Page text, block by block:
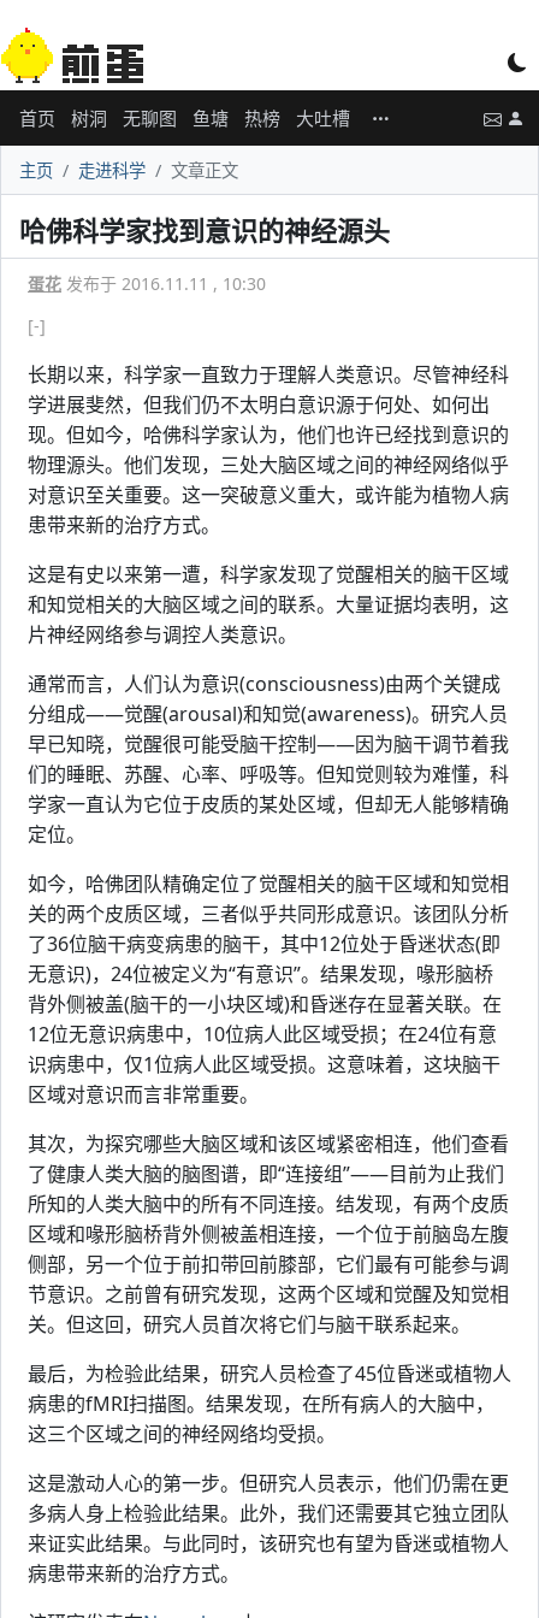
首页 树洞 无聊图 鱼塘 热榜 大吐槽
主页 走进科学 文章正文
哈佛科学家找到意识的神经源头
蛋花 发布于 2016.11.11 , 10:30
[-]
长期以来，科学家一直致力于理解人类意识。尽管神经科
学进展斐然，但我们仍不太明白意识源于何处、如何出
现。但如今，哈佛科学家认为，他们也许已经找到意识的
物理源头。他们发现，三处大脑区域之间的神经网络似乎
对意识至关重要。这一突破意义重大，或许能为植物人病
患带来新的治疗方式。
这是有史以来第一遭，科学家发现了觉醒相关的脑干区域
和知觉相关的大脑区域之间的联系。大量证据均表明，这
片神经网络参与调控人类意识。
通常而言，人们认为意识(consciousness)由两个关键成
分组成——觉醒(arousal)和知觉(awareness)。研究人员
早已知晓，觉醒很可能受脑干控制——因为脑干调节着我
们的睡眠、苏醒、心率、呼吸等。但知觉则较为难懂，科
学家一直认为它位于皮质的某处区域，但却无人能够精确
定位。
如今，哈佛团队精确定位了觉醒相关的脑干区域和知觉相
关的两个皮质区域，三者似乎共同形成意识。该团队分析
了36位脑干病变病患的脑干，其中12位处于昏迷状态(即
无意识)，24位被定义为“有意识”。结果发现，喙形脑桥
背外侧被盖(脑干的一小块区域)和昏迷存在显著关联。在
12位无意识病患中，10位病人此区域受损；在24位有意
识病患中，仅1位病人此区域受损。这意味着，这块脑干
区域对意识而言非常重要。
其次，为探究哪些大脑区域和该区域紧密相连，他们查看
了健康人类大脑的脑图谱，即“连接组”——目前为止我们
所知的人类大脑中的所有不同连接。结发现，有两个皮质
区域和喙形脑桥背外侧被盖相连接，一个位于前脑岛左腹
侧部，另一个位于前扣带回前膝部，它们最有可能参与调
节意识。之前曾有研究发现，这两个区域和觉醒及知觉相
关。但这回，研究人员首次将它们与脑干联系起来。
最后，为检验此结果，研究人员检查了45位昏迷或植物人
病患的fMRI扫描图。结果发现，在所有病人的大脑中，
这三个区域之间的神经网络均受损。
这是激动人心的第一步。但研究人员表示，他们仍需在更
多病人身上检验此结果。此外，我们还需要其它独立团队
来证实此结果。与此同时，该研究也有望为昏迷或植物人
病患带来新的治疗方式。